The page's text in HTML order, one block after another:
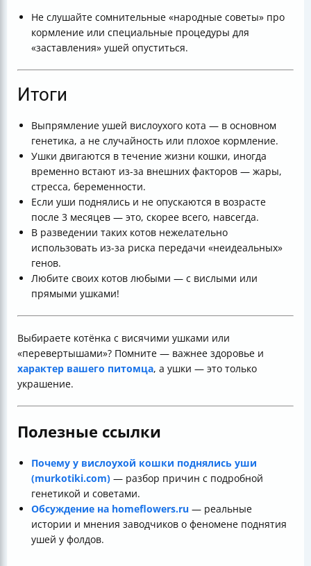
Не слушайте сомнительные «народные советы» про
кормление или специальные процедуры для
«заставления» ушей опуститься.
Итоги
Выпрямление ушей вислоухого кота — в основном
генетика, а не случайность или плохое кормление.
Ушки двигаются в течение жизни кошки, иногда
временно встают из-за внешних факторов — жары,
стресса, беременности.
Если уши поднялись и не опускаются в возрасте
после 3 месяцев — это, скорее всего, навсегда.
В разведении таких котов нежелательно
использовать из-за риска передачи «неидеальных»
генов.
Любите своих котов любыми — с вислыми или
прямыми ушками!
Выбираете котёнка с висячими ушками или
«перевертышами»? Помните — важнее здоровье и
характер вашего питомца, а ушки — это только
украшение.
Полезные ссылки
Почему у вислоухой кошки поднялись уши
(murkotiki.com) — разбор причин с подробной
генетикой и советами.
Обсуждение на homeflowers.ru — реальные
истории и мнения заводчиков о феномене поднятия
ушей у фолдов.